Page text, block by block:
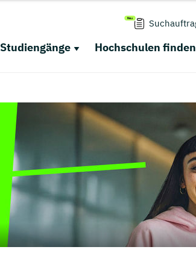
Studiengänge Hochschulen finden